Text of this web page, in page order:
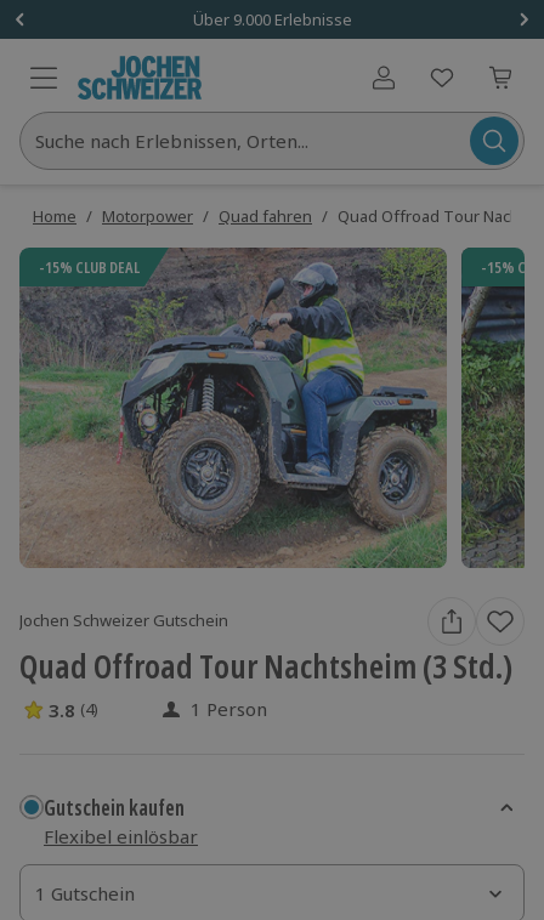
Über 9.000 Erlebnisse
Benutzerkonto
Suche nach Erlebnissen, Orten...
Home / Motorpower / Quad fahren / Quad Offroad Tour
-15% CLUB DEAL -15%
Jochen Schweizer Gutschein
Quad Offroad Tour Nachtsheim (3 Std.)
3.8 Sterne von 5 aus 4 Bewertungen
3.8 (4) 1 Person
Gutschein kaufen
Flexibel einlösbar
1 Gutschein
1 Gutschein
1 Gutschein